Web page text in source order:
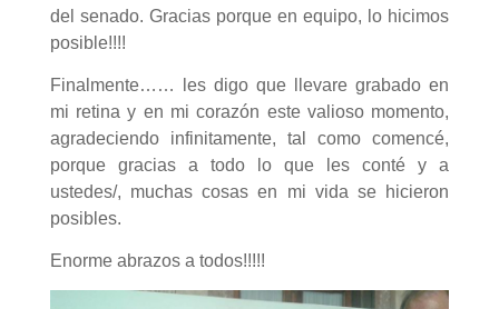
del senado. Gracias porque en equipo, lo hicimos
posible!!!!
Finalmente…… les digo que llevare grabado en
mi retina y en mi corazón este valioso momento,
agradeciendo infinitamente, tal como comencé,
porque gracias a todo lo que les conté y a
ustedes/, muchas cosas en mi vida se hicieron
posibles.
Enorme abrazos a todos!!!!!